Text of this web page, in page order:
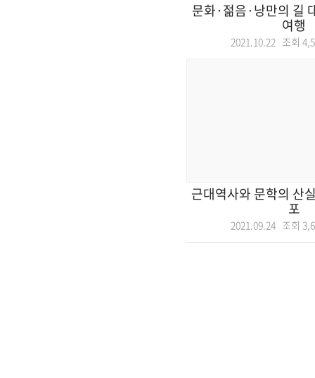
문화·젊음·낭만의 길
여행
2021.10.22 조회
근대역사와 문학의 산
포
2021.09.24 조회